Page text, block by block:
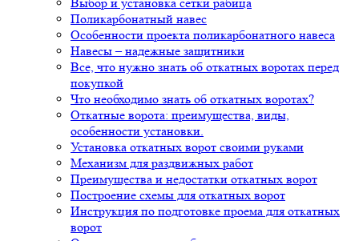
Поликарбонатный навес
Особенности проекта поликарбонатного навеса
Навесы – надежные защитники
Все, что нужно знать об откатных воротах перед
покупкой
Что необходимо знать об откатных воротах?
Откатные ворота: преимущества, виды,
особенности установки.
Установка откатных ворот своими руками
Механизм для раздвижных работ
Преимущества и недостатки откатных ворот
Построение схемы для откатных ворот
Инструкция по подготовке проема для откатных
ворот